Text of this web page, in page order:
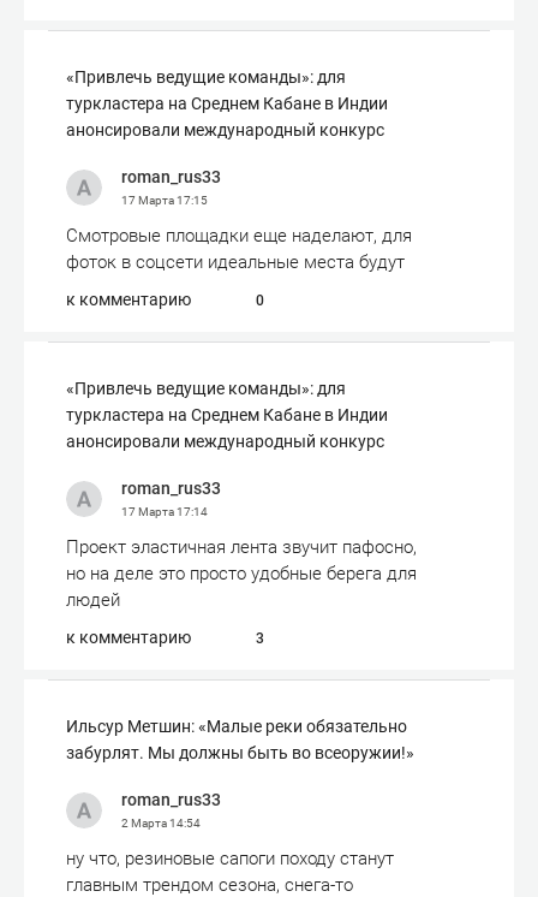
«Привлечь ведущие команды»: для
туркластера на Среднем Кабане в Индии
анонсировали международный конкурс
roman_rus33
17 Марта17:15
Смотровые площадки еще наделают, для
фоток в соцсети идеальные места будут
к комментарию 0
«Привлечь ведущие команды»: для
туркластера на Среднем Кабане в Индии
анонсировали международный конкурс
roman_rus33
17 Марта17:14
Проект эластичная лента звучит пафосно,
но на деле это просто удобные берега для
людей
к комментарию 3
Ильсур Метшин: «Малые реки обязательно
забурлят. Мы должны быть во всеоружии!»
roman_rus33
2 Марта14:54
ну что, резиновые сапоги походу станут
главным трендом сезона, снега-то